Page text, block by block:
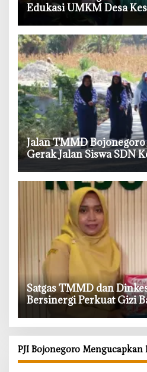
Edukasi UMKM Desa
Boraks dan Formalin
‎Jalan TMMD
Gerak Jalan Siswa SDN
‎Satgas TMMD dan
Bersinergi Perkuat Gizi
PJI Bojonegoro Mengucapkan